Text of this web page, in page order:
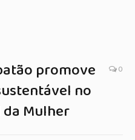
promove
no
Mulher
0